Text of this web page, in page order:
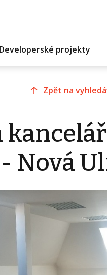
Developerské projekty
Zpět na
Nová